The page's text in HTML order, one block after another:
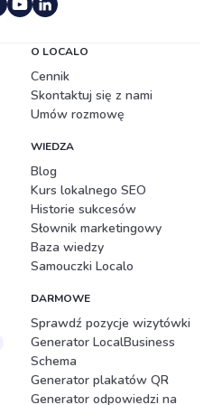
O LOCALO
Cennik
Skontaktuj się z nami
Umów rozmowę
WIEDZA
Blog
Kurs lokalnego SEO
Historie sukcesów
Słownik marketingowy
Baza wiedzy
Samouczki Localo
DARMOWE
Sprawdź pozycje wizytówki
Generator LocalBusiness
Schema
Generator plakatów QR
Generator odpowiedzi na